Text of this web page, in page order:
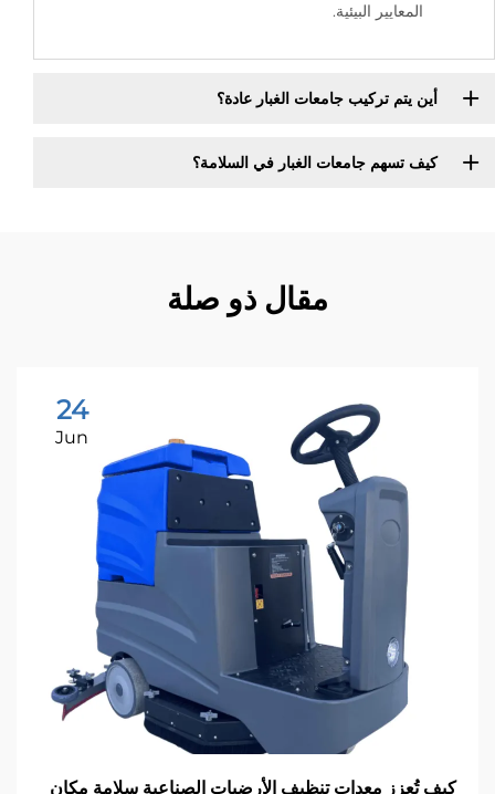
المعايير البيئية.
أين يتم تركيب جامعات الغبار عادة؟
كيف تسهم جامعات الغبار في السلامة؟
مقال ذو صلة
تُعزز معدات تنظيف الأرضيات الصناعية سلامة مكان